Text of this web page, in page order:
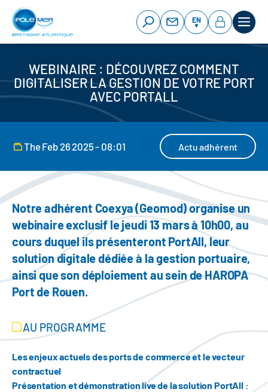
Cookies management panel
Skip
main
EN
WEBINAIRE : DÉCOUVREZ COMMENT
DIGITALISER LA GESTION DE VOTRE PORT
AVEC PORTALL
The Feb 26 2025 - 08:01 Actu adhérent
Notre adhérent Coexya (Geomod) organise un
webinaire exclusif le jeudi 13 mars à 10h00, au
cours duquel ils présenteront PortAll, leur
solution digitale dédiée à la gestion portuaire,
ainsi que son déploiement au sein de HAROPA
Port de Rouen.
AU PROGRAMME
Les enjeux actuels des ports de commerce et le vecteur
contractuel
Présentation et démonstration live de la solution PortAll: